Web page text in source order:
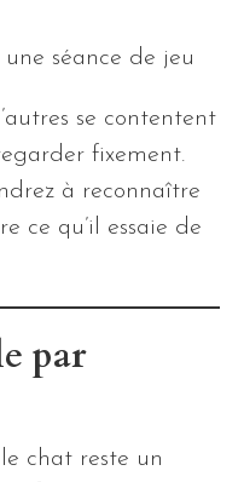
séance de jeu
se contentent
fixement.
à reconnaître
ce qu’il essaie de
par
chat reste un